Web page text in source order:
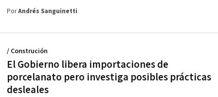
PorAndrés Sanguinetti
El Gobierno libera importaciones de
porcelanato pero investiga posibles prácticas
desleales
/ Construción